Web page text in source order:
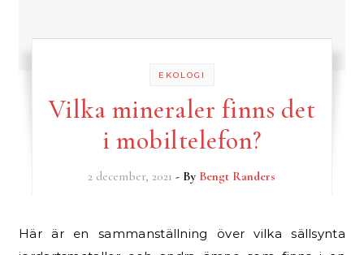
EKOLOGI
Vilka mineraler finns det
i mobiltelefon?
2 december, 2021 - By Bengt Randers
Här är en sammanställning över vilka sällsynta